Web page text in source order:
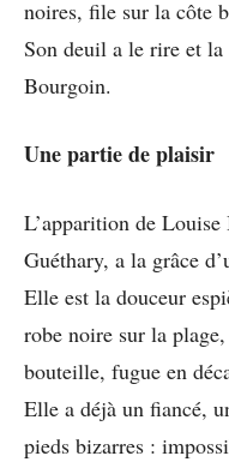
noires, file sur la côte
Son deuil a le rire et
Bourgoin.
Une partie de plaisir
L’apparition de
Guéthary, a la grâce
Elle est la douceur
robe noire sur la
bouteille, fugue en
Elle a déjà un fiancé,
pieds bizarres :